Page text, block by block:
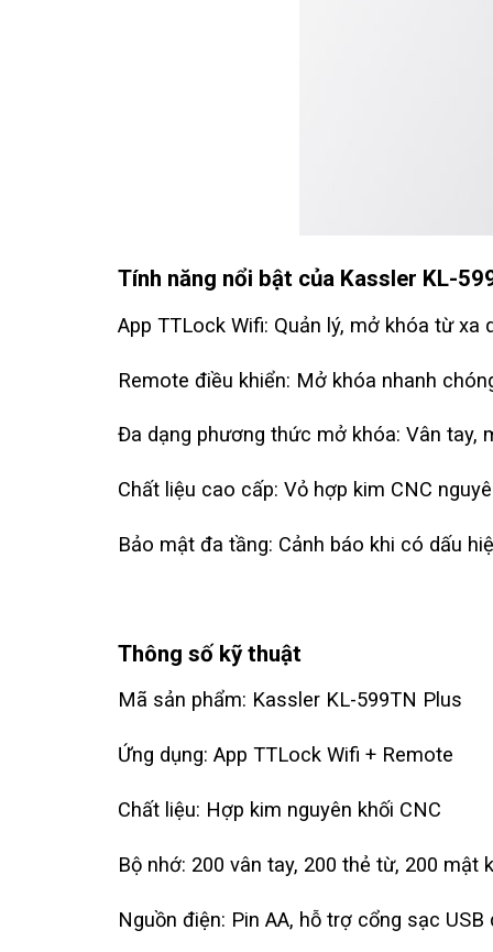
Tính năng nổi bật của Kassler KL-
App TTLock Wifi: Quản lý, mở khóa từ xa
Remote điều khiển: Mở khóa nhanh
Đa dạng phương thức mở khóa: Vân tay,
Chất liệu cao cấp: Vỏ hợp kim CNC
Bảo mật đa tầng: Cảnh báo khi có dấu
Thông số kỹ thuật
Mã sản phẩm: Kassler KL-599TN Plus
Ứng dụng: App TTLock Wifi + Remote
Chất liệu: Hợp kim nguyên khối CNC
Bộ nhớ: 200 vân tay, 200 thẻ từ, 200 mật
Nguồn điện: Pin AA, hỗ trợ cổng sạc USB